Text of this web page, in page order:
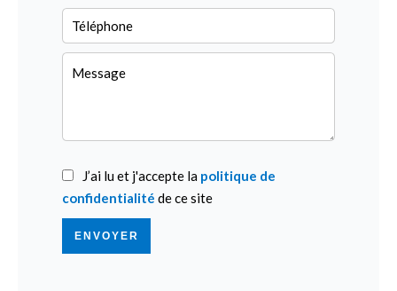
J’ai lu et j'accepte la politique de
confidentialité de ce site
ENVOYER